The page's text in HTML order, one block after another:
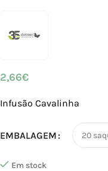
2,66€
Infusão Cavalinha
EMBALAGEM
Em stock